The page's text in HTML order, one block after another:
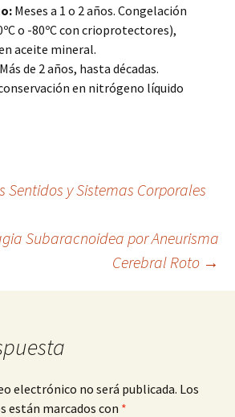
Meses a 1 o 2 años. Congelación
o -80ºC con crioprotectores),
aceite mineral.
Más de 2 años, hasta décadas.
en nitrógeno líquido
Sentidos y Sistemas Corporales
Subaracnoidea por Aneurisma
Cerebral Roto →
electrónico no será publicada. Los
están marcados con *